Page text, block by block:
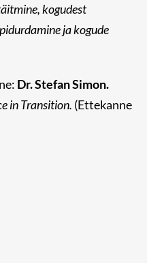
kogudest
ja kogude
Dr. Stefan Simon.
in Transition. (Ettekanne